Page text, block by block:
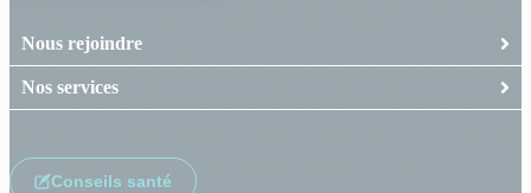
Nous rejoindre
Nos services
Conseils santé